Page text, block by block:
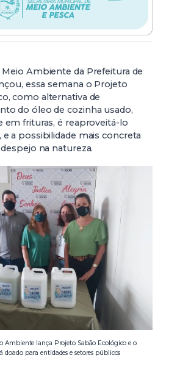
Meio Ambiente da Prefeitura de
essa semana o Projeto
como alternativa de
do óleo de cozinha usado,
em frituras, é reaproveitá-lo
e a possibilidade mais concreta
na natureza.
Ambiente lança Projeto Sabão Ecológico e o
doado para entidades e setores públicos